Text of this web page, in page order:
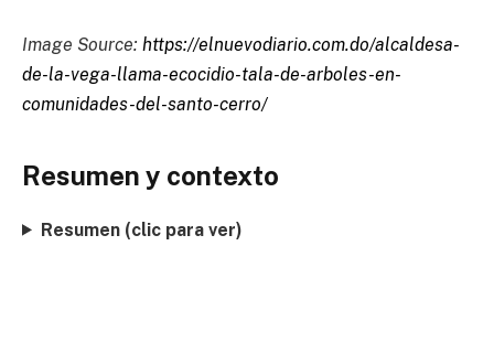
Image Source: https://elnuevodiario.com.do/alcaldesa-
de-la-vega-llama-ecocidio-tala-de-arboles-en-
comunidades-del-santo-cerro/
Resumen y contexto
Resumen (clic para ver)